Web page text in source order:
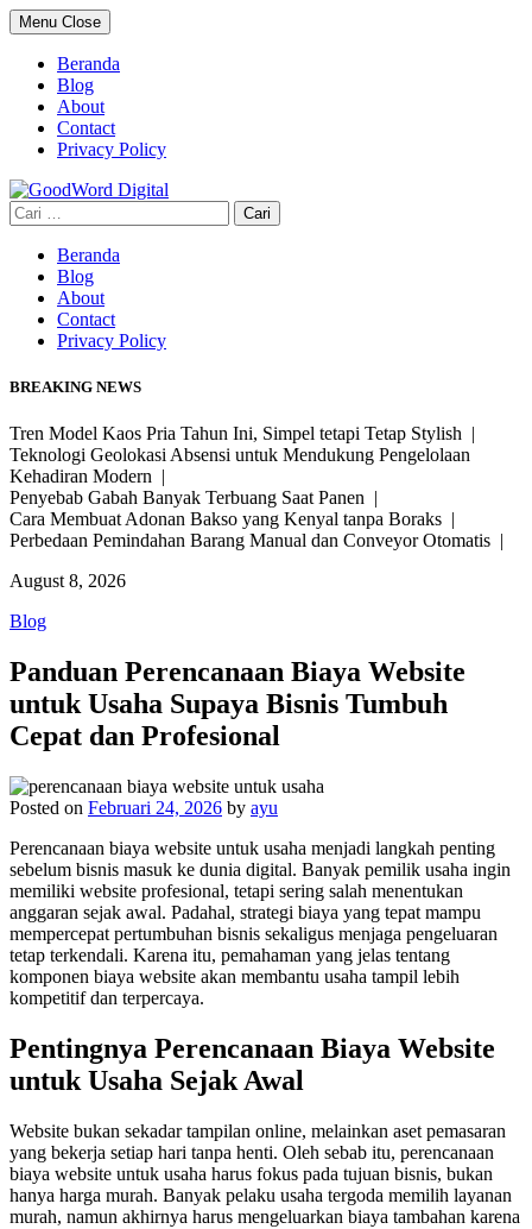
Skip
to
content
Menu Close
Beranda
Blog
About
Contact
Privacy Policy
Cari
untuk:
Beranda
Blog
About
Contact
Privacy Policy
BREAKING NEWS
Tren Model Kaos Pria Tahun Ini, Simpel tetapi Tetap Stylish |
Teknologi Geolokasi Absensi untuk Mendukung Pengelolaan
Kehadiran Modern |
Penyebab Gabah Banyak Terbuang Saat Panen |
Cara Membuat Adonan Bakso yang Kenyal tanpa Boraks |
Perbedaan Pemindahan Barang Manual dan Conveyor Otomatis |
August 8, 2026
Blog
Panduan Perencanaan Biaya Website
untuk Usaha Supaya Bisnis Tumbuh
Cepat dan Profesional
Posted on Februari 24, 2026 by ayu
Perencanaan biaya website untuk usaha menjadi langkah penting
sebelum bisnis masuk ke dunia digital. Banyak pemilik usaha ingin
memiliki website profesional, tetapi sering salah menentukan
anggaran sejak awal. Padahal, strategi biaya yang tepat mampu
mempercepat pertumbuhan bisnis sekaligus menjaga pengeluaran
tetap terkendali. Karena itu, pemahaman yang jelas tentang
komponen biaya website akan membantu usaha tampil lebih
kompetitif dan terpercaya.
Pentingnya Perencanaan Biaya Website
untuk Usaha Sejak Awal
Website bukan sekadar tampilan online, melainkan aset pemasaran
yang bekerja setiap hari tanpa henti. Oleh sebab itu, perencanaan
biaya website untuk usaha harus fokus pada tujuan bisnis, bukan
hanya harga murah. Banyak pelaku usaha tergoda memilih layanan
murah, namun akhirnya harus mengeluarkan biaya tambahan karena